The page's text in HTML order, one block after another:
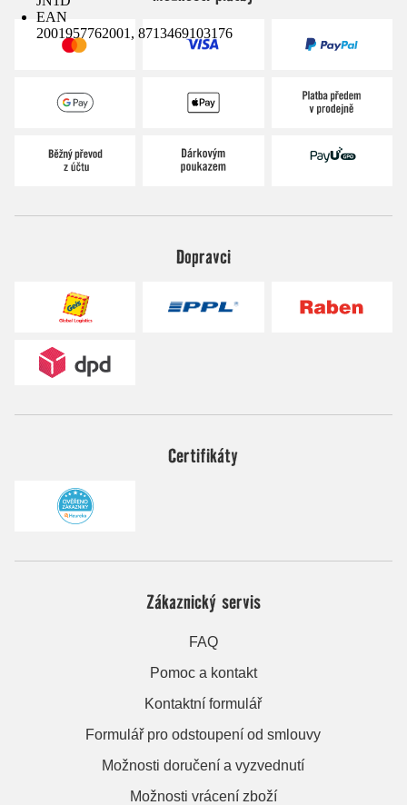
EAN
2001957762001, 8713469103176
Dopravci
Certifikáty
Zákaznický servis
FAQ
Pomoc a kontakt
Kontaktní formulář
Formulář pro odstoupení od smlouvy
Možnosti doručení a vyzvednutí
Možnosti vrácení zboží